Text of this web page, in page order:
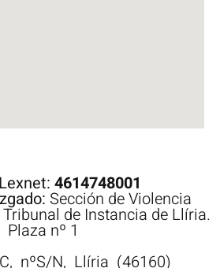
4614748001
Sección de Violencia
de Instancia de Llíria.
Plaza nº 1
nºS/N, Llíria (46160)